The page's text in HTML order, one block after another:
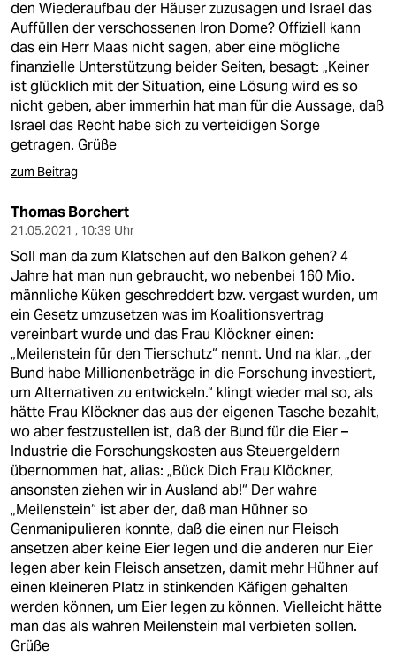
den Wiederaufbau der Häuser zuzusagen und Israel das
Auffüllen der verschossenen Iron Dome? Offiziell kann
das ein Herr Maas nicht sagen, aber eine mögliche
finanzielle Unterstützung beider Seiten, besagt: „Keiner
ist glücklich mit der Situation, eine Lösung wird es so
nicht geben, aber immerhin hat man für die Aussage, daß
Israel das Recht habe sich zu verteidigen Sorge
getragen. Grüße
zum Beitrag
Thomas Borchert
21.05.2021 , 10:39 Uhr
Soll man da zum Klatschen auf den Balkon gehen? 4
Jahre hat man nun gebraucht, wo nebenbei 160 Mio.
männliche Küken geschreddert bzw. vergast wurden, um
ein Gesetz umzusetzen was im Koalitionsvertrag
vereinbart wurde und das Frau Klöckner einen:
„Meilenstein für den Tierschutz“ nennt. Und na klar, „der
Bund habe Millionenbeträge in die Forschung investiert,
um Alternativen zu entwickeln.“ klingt wieder mal so, als
hätte Frau Klöckner das aus der eigenen Tasche bezahlt,
wo aber festzustellen ist, daß der Bund für die Eier –
Industrie die Forschungskosten aus Steuergeldern
übernommen hat, alias: „Bück Dich Frau Klöckner,
ansonsten ziehen wir in Ausland ab!“ Der wahre
„Meilenstein“ ist aber der, daß man Hühner so
Genmanipulieren konnte, daß die einen nur Fleisch
ansetzen aber keine Eier legen und die anderen nur Eier
legen aber kein Fleisch ansetzen, damit mehr Hühner auf
einen kleineren Platz in stinkenden Käfigen gehalten
werden können, um Eier legen zu können. Vielleicht hätte
man das als wahren Meilenstein mal verbieten sollen.
Grüße